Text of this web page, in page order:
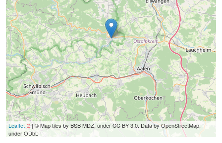
Leaflet
| © Map tiles by BSB MDZ, under CC BY 3.0. Data by OpenStreetMap,
under ODbL